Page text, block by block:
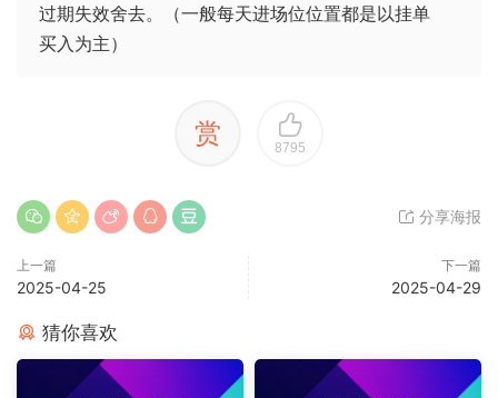
过期失效舍去。（一般每天进场位位置都是以挂单
买入为主）
赏 8795
分享海报
上一篇
2025-04-25
下一篇
2025-04-29
猜你喜欢